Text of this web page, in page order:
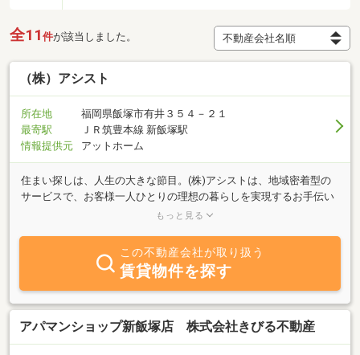
全11 件が該当しました。
（株）アシスト
所在地
福岡県飯塚市有井３５４－２１
最寄駅
ＪＲ筑豊本線 新飯塚駅
情報提供元
アットホーム
住まい探しは、人生の大きな節目。(株)アシストは、地域密着型の
サービスで、お客様一人ひとりの理想の暮らしを実現するお手伝い
をしています。賃貸・売買・管理など、不動産に関することなら何
満足いただけるお取引をお約束します。安心と信頼の実績。まずは
お気軽にお問い合わせください。
もっと見る
この不動産会社が取り扱う
賃貸物件を探す
アパマンショップ新飯塚店 株式会社きびる不動産